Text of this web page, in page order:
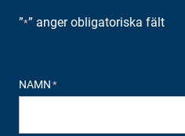
”*” anger obligatoriska fält
NAMN *